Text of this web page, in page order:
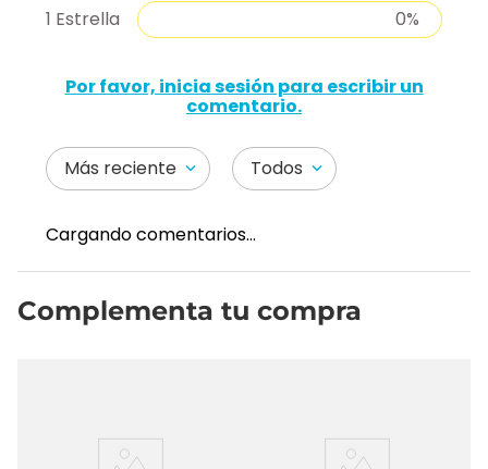
1 Estrella 0%
Por favor, inicia sesión para escribir un
comentario.
Más reciente Todos
Cargando comentarios…
Complementa tu compra